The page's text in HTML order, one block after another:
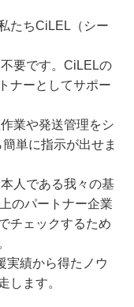
たちCiLEL（シー
要です。CiLELの
ナーとしてサポー
業や発送管理をシ
単に指示が出せま
人である我々の基
のパートナー企業
チェックするため
実績から得たノウ
します。